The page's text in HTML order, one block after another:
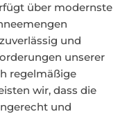
über modernste
und
unserer
regelmäßige
wir, dass die
und